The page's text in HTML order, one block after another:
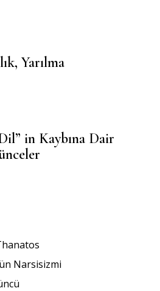
Yarılma
in Kaybına Dair
Narsisizmi